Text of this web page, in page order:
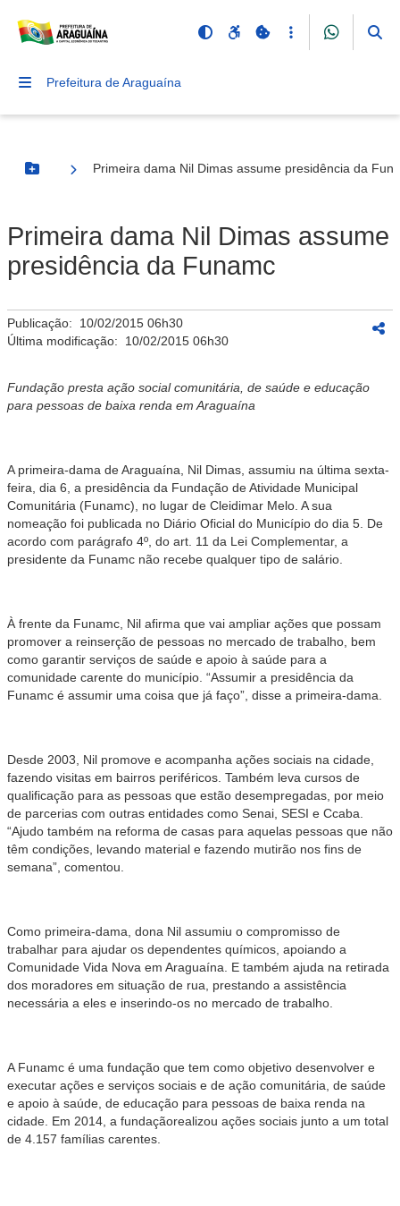
Prefeitura de Araguaína
Botão Menu
Primeira dama Nil Dimas assume presidência da
Primeira dama Nil Dimas assume
presidência da Funamc
Publicação: 10/02/2015 06h30
Última modificação: 10/02/2015 06h30
Fundação presta ação social comunitária, de saúde e educação
para pessoas de baixa renda em Araguaína
A primeira-dama de Araguaína, Nil Dimas, assumiu na última sexta-
feira, dia 6, a presidência da Fundação de Atividade Municipal
Comunitária (Funamc), no lugar de Cleidimar Melo. A sua
nomeação foi publicada no Diário Oficial do Município do dia 5. De
acordo com parágrafo 4º, do art. 11 da Lei Complementar, a
presidente da Funamc não recebe qualquer tipo de salário.
À frente da Funamc, Nil afirma que vai ampliar ações que possam
promover a reinserção de pessoas no mercado de trabalho, bem
como garantir serviços de saúde e apoio à saúde para a
comunidade carente do município. “Assumir a presidência da
Funamc é assumir uma coisa que já faço”, disse a primeira-dama.
Desde 2003, Nil promove e acompanha ações sociais na cidade,
fazendo visitas em bairros periféricos. Também leva cursos de
qualificação para as pessoas que estão desempregadas, por meio
de parcerias com outras entidades como Senai, SESI e Ccaba.
“Ajudo também na reforma de casas para aquelas pessoas que não
têm condições, levando material e fazendo mutirão nos fins de
semana”, comentou.
Como primeira-dama, dona Nil assumiu o compromisso de
trabalhar para ajudar os dependentes químicos, apoiando a
Comunidade Vida Nova em Araguaína. E também ajuda na retirada
dos moradores em situação de rua, prestando a assistência
necessária a eles e inserindo-os no mercado de trabalho.
A Funamc é uma fundação que tem como objetivo desenvolver e
executar ações e serviços sociais e de ação comunitária, de saúde
e apoio à saúde, de educação para pessoas de baixa renda na
cidade. Em 2014, a fundaçãorealizou ações sociais junto a um total
de 4.157 famílias carentes.